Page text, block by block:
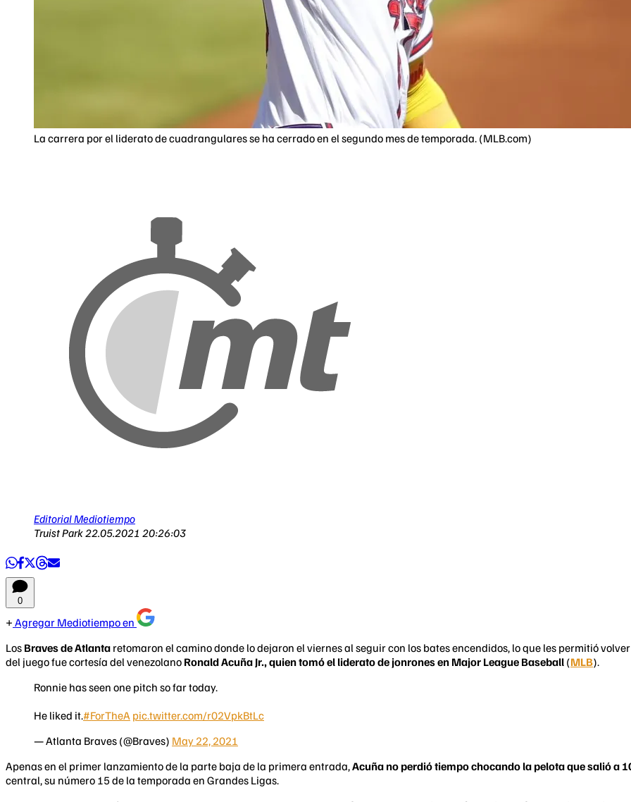
La carrera por el liderato de cuadrangulares se ha cerrado en el segundo mes de temporada. (MLB.com)
Editorial Mediotiempo
Truist Park22.05.2021 20:26:03
0
Agregar Mediotiempo en
Los Braves de Atlanta retomaron el camino donde lo dejaron el viernes al seguir con los bates encendidos, lo que les permitió
del juego fue cortesía del venezolano Ronald Acuña Jr., quien tomó el liderato de jonrones en Major League Baseball (MLB).
Ronnie has seen one pitch so far today.
He liked it.#ForTheA pic.twitter.com/r02VpkBtLc
— Atlanta Braves (@Braves) May 22, 2021
Apenas en el primer lanzamiento de la parte baja de la primera entrada,Acuña no perdió tiempo chocando la pelota que salió a
central, su número 15 de la temporada en Grandes Ligas.